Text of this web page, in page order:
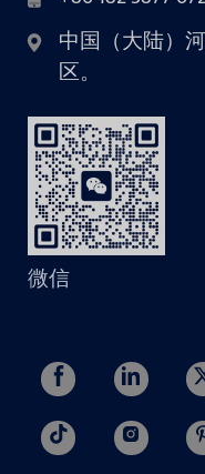
中国（大陆）
区。
微信